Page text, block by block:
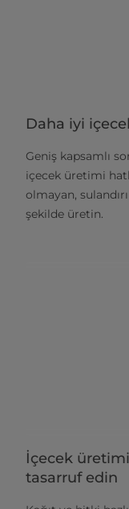
Daha iyi
Geniş kapsamlı
içecek üretimi
olmayan,
şekilde üretin.
İçecek
tasarruf edin